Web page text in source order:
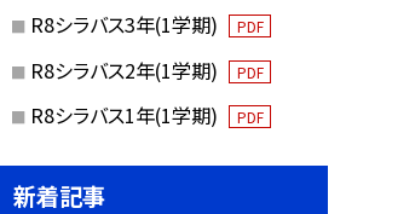
R8シラバス3年(1学期) PDF
R8シラバス2年(1学期) PDF
R8シラバス1年(1学期) PDF
新着記事